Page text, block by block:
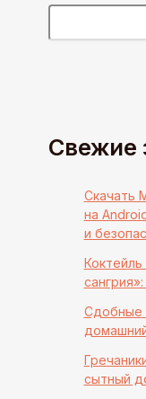
Свежие
Скачать
на
и
Сдобные
сытный